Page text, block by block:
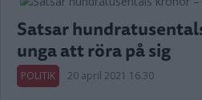
Satsar
unga att röra på sig
POLITIK 20 april 2021 16.30